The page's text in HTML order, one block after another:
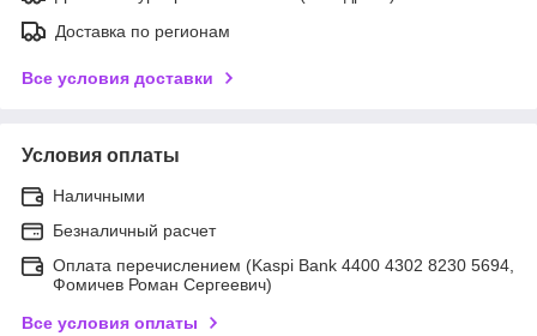
Доставка по регионам
Все условия доставки
Условия оплаты
Наличными
Безналичный расчет
Оплата перечислением (Kaspi Bank 4400 4302 8230 5694,
Фомичев Роман Сергеевич)
Все условия оплаты